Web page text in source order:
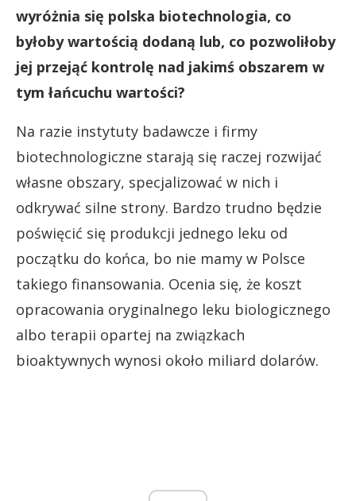
wyróżnia się polska biotechnologia, co
byłoby wartością dodaną lub, co pozwoliłoby
jej przejąć kontrolę nad jakimś obszarem w
tym łańcuchu wartości?
Na razie instytuty badawcze i firmy
biotechnologiczne starają się raczej rozwijać
własne obszary, specjalizować w nich i
odkrywać silne strony. Bardzo trudno będzie
poświęcić się produkcji jednego leku od
początku do końca, bo nie mamy w Polsce
takiego finansowania. Ocenia się, że koszt
opracowania oryginalnego leku biologicznego
albo terapii opartej na związkach
bioaktywnych wynosi około miliard dolarów.